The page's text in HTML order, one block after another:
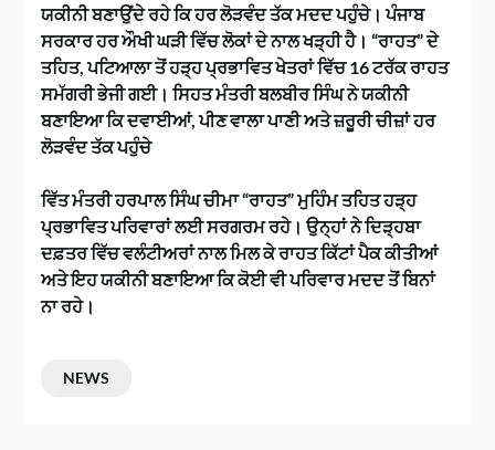
ਯਕੀਨੀ ਬਣਾਉਂਦੇ ਰਹੇ ਕਿ ਹਰ ਲੋੜਵੰਦ ਤੱਕ ਮਦਦ ਪਹੁੰਚੇ। ਪੰਜਾਬ
ਸਰਕਾਰ ਹਰ ਔਖੀ ਘੜੀ ਵਿੱਚ ਲੋਕਾਂ ਦੇ ਨਾਲ ਖੜ੍ਹੀ ਹੈ। “ਰਾਹਤ” ਦੇ
ਤਹਿਤ, ਪਟਿਆਲਾ ਤੋਂ ਹੜ੍ਹ ਪ੍ਰਭਾਵਿਤ ਖੇਤਰਾਂ ਵਿੱਚ 16 ਟਰੱਕ ਰਾਹਤ
ਸਮੱਗਰੀ ਭੇਜੀ ਗਈ। ਸਿਹਤ ਮੰਤਰੀ ਬਲਬੀਰ ਸਿੰਘ ਨੇ ਯਕੀਨੀ
ਬਣਾਇਆ ਕਿ ਦਵਾਈਆਂ, ਪੀਣ ਵਾਲਾ ਪਾਣੀ ਅਤੇ ਜ਼ਰੂਰੀ ਚੀਜ਼ਾਂ ਹਰ
ਲੋੜਵੰਦ ਤੱਕ ਪਹੁੰਚੇ
ਵਿੱਤ ਮੰਤਰੀ ਹਰਪਾਲ ਸਿੰਘ ਚੀਮਾ “ਰਾਹਤ” ਮੁਹਿੰਮ ਤਹਿਤ ਹੜ੍ਹ
ਪ੍ਰਭਾਵਿਤ ਪਰਿਵਾਰਾਂ ਲਈ ਸਰਗਰਮ ਰਹੇ। ਉਨ੍ਹਾਂ ਨੇ ਦਿੜ੍ਹਬਾ
ਦਫ਼ਤਰ ਵਿੱਚ ਵਲੰਟੀਅਰਾਂ ਨਾਲ ਮਿਲ ਕੇ ਰਾਹਤ ਕਿੱਟਾਂ ਪੈਕ ਕੀਤੀਆਂ
ਅਤੇ ਇਹ ਯਕੀਨੀ ਬਣਾਇਆ ਕਿ ਕੋਈ ਵੀ ਪਰਿਵਾਰ ਮਦਦ ਤੋਂ ਬਿਨਾਂ
ਨਾ ਰਹੇ।
NEWS